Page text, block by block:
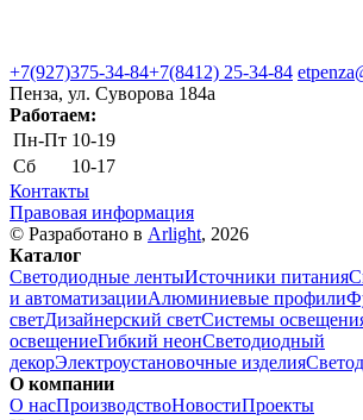
+7(927)375-34-84+7(8412) 25-34-84
Пенза, ул. Cуворова 184а
Работаем:
Пн-Пт 10-19
Сб
10-17
Контакты
Правовая информация
© Разработано в Arlight, 2026
Каталог
Светодиодные лентыИсточники питания
и автоматизацииАлюминиевые профили
светДизайнерский светСистемы
освещениеГибкий неонСветодиодный
декорЭлектроустановочные изделия
О компании
О насПроизводствоНовостиПроекты